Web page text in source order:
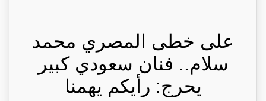
على خطى المصري محمد
سلام.. فنان سعودي كبير
يحرج: رأيكم يهمنا